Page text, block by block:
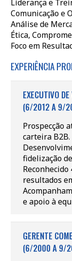
Liderança e
Comunicação e
Análise de
Ética,
Foco em
EXPERIÊNCIA
EXECUTIVO
(6/2012 A 9/
Prospecção
carteira B2B.
fidelização
resultados
e apoio à
GERENTE
(6/2000 A 9/